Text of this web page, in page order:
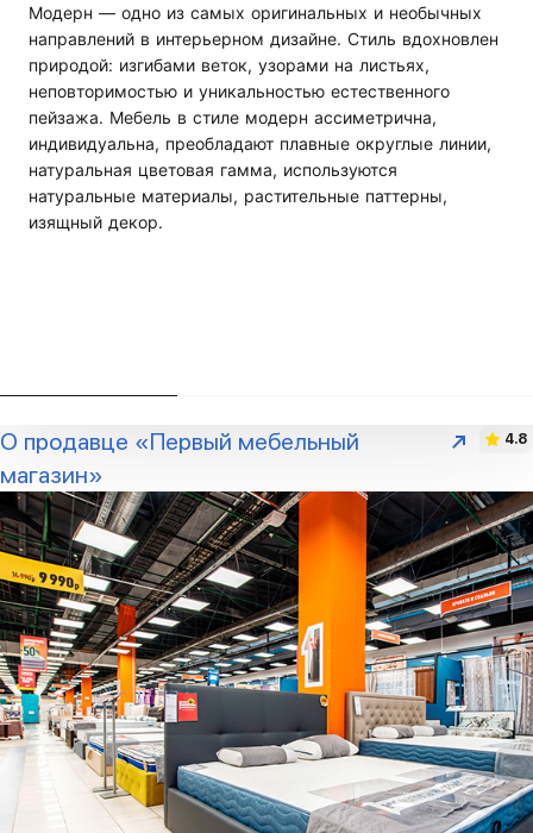
Модерн — одно из самых оригинальных и необычных
направлений в интерьерном дизайне. Стиль вдохновлен
природой: изгибами веток, узорами на листьях,
неповторимостью и уникальностью естественного
пейзажа. Мебель в стиле модерн ассиметрична,
индивидуальна, преобладают плавные округлые линии,
натуральная цветовая гамма, используются
натуральные материалы, растительные паттерны,
изящный декор.
О продавце «Первый мебельный
магазин»
4.8